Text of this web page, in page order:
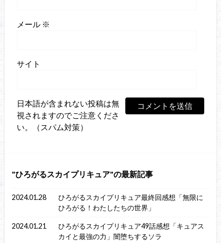
メール ※
サイト
日本語が含まれない投稿は無
視されますのでご注意くださ
い。（スパム対策）
ひろがるスカイプリキュア の最新記事
2024.01.28
ひろがるスカイプリキュア最終回感想「無限に
ひろがる！わたしたちの世界」
2024.01.21
ひろがるスカイプリキュア49話感想「キュアス
カイと最強の力」闇堕ちするソラ